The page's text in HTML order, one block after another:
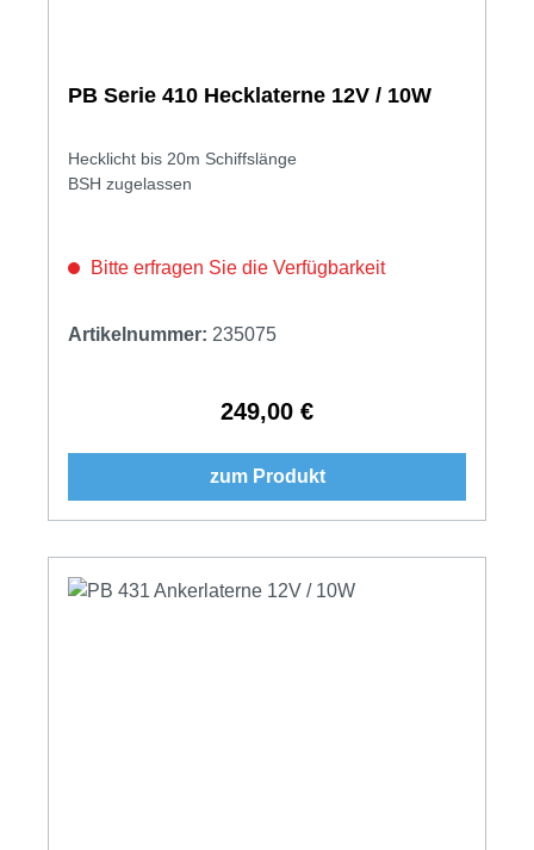
PB Serie 410 Hecklaterne 12V / 10W
Hecklicht bis 20m Schiffslänge
BSH zugelassen
Bitte erfragen Sie die Verfügbarkeit
Artikelnummer: 235075
Regulärer Preis:
249,00 €
zum Produkt